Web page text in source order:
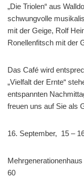
„Die Triolen“ aus
schwungvolle
mit der Geige, Rolf
Ronellenfitsch mit der
Das Café wird
„Vielfalt der Ernte“
entspannten
freuen uns auf Sie als
16. September, 15 –
60